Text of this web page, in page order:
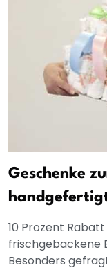
Geschenke
10 Prozent
frischgebackene
Besonders